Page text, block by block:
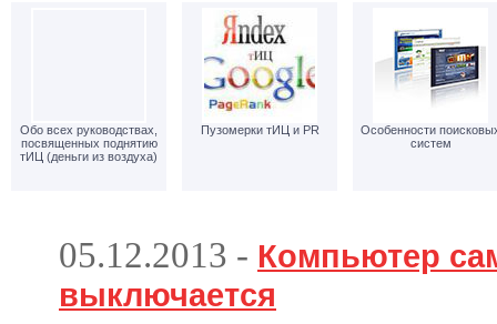
Обо всех руководствах,
посвященных поднятию
тИЦ (деньги из воздуха)
Пузомерки тИЦ и PR
Особенности
систем
05.12.2013 - Компьютер
выключается